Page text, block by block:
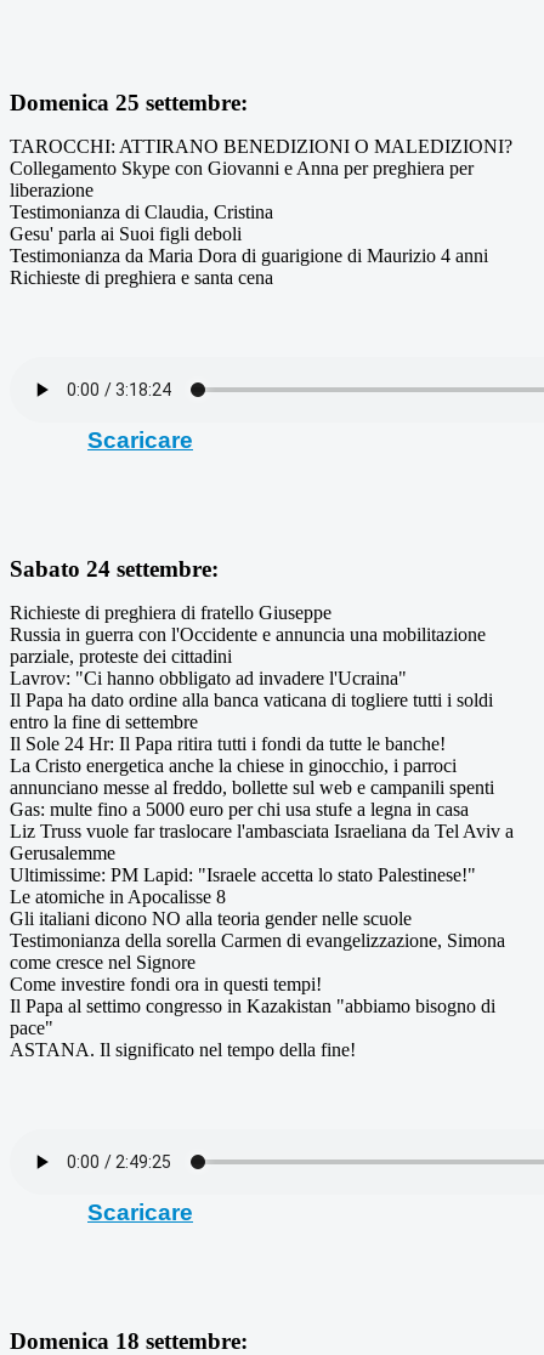
Domenica 25 settembre:
TAROCCHI: ATTIRANO BENEDIZIONI O MALEDIZIONI?
Collegamento Skype con Giovanni e Anna per preghiera per
liberazione
Testimonianza di Claudia, Cristina
Gesu' parla ai Suoi figli deboli
Testimonianza da Maria Dora di guarigione di Maurizio 4 anni
Richieste di preghiera e santa cena
Scaricare
Sabato 24 settembre:
Richieste di preghiera di fratello Giuseppe
Russia in guerra con l'Occidente e annuncia una mobilitazione
parziale, proteste dei cittadini
Lavrov: "Ci hanno obbligato ad invadere l'Ucraina"
Il Papa ha dato ordine alla banca vaticana di togliere tutti i soldi
entro la fine di settembre
Il Sole 24 Hr: Il Papa ritira tutti i fondi da tutte le banche!
La Cristo energetica anche la chiese in ginocchio, i parroci
annunciano messe al freddo, bollette sul web e campanili spenti
Gas: multe fino a 5000 euro per chi usa stufe a legna in casa
Liz Truss vuole far traslocare l'ambasciata Israeliana da Tel Aviv a
Gerusalemme
Ultimissime: PM Lapid: "Israele accetta lo stato Palestinese!"
Le atomiche in Apocalisse 8
Gli italiani dicono NO alla teoria gender nelle scuole
Testimonianza della sorella Carmen di evangelizzazione, Simona
come cresce nel Signore
Come investire fondi ora in questi tempi!
Il Papa al settimo congresso in Kazakistan "abbiamo bisogno di
pace"
ASTANA. Il significato nel tempo della fine!
Scaricare
Domenica 18 settembre: